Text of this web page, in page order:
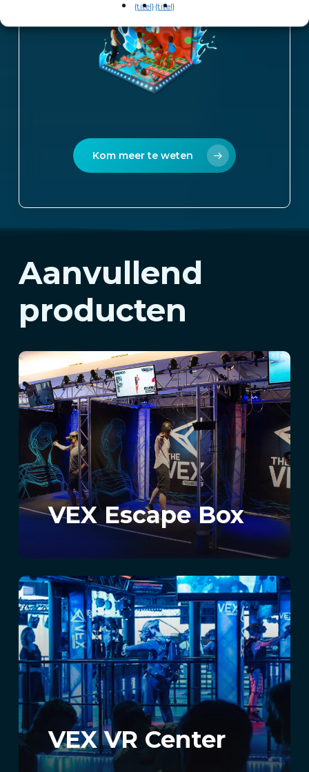
{titel}{titel}
Kom meer te weten
Aanvullend
producten
VEX Escape Box
VEX VR Center